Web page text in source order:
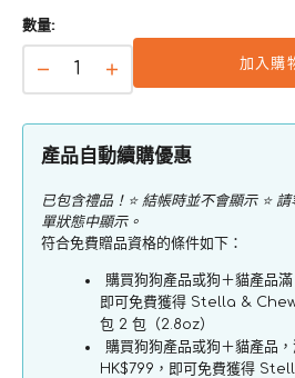
數量:
Magical
肉
鬆
凍
乾
Magical
肉
鬆
凍
乾
系
列
-
鴨
加入購
產品自動續購優惠
已包含禮品！⭐ 結帳時並不會顯示 ⭐
單狀態中顯示。
符合免費贈品資格的條件如下：
購買狗狗產品或狗＋貓產品
即可免費獲得 Stella &
包 2 包（2.8oz）
購買狗狗產品或狗＋貓產品
HK$799，即可免費獲得